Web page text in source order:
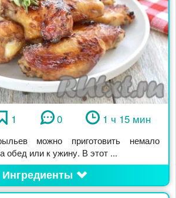
1 0 1 ч 15 мин
можно приготовить немало
обед или к ужину. В этот ...
Ингредиенты